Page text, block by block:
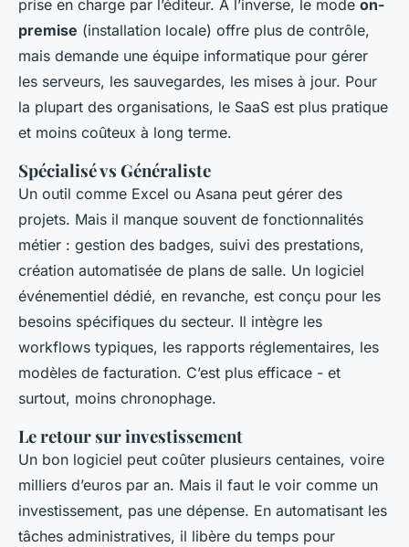
prise en charge par l’éditeur. À l’inverse, le mode on-
premise (installation locale) offre plus de contrôle,
mais demande une équipe informatique pour gérer
les serveurs, les sauvegardes, les mises à jour. Pour
la plupart des organisations, le SaaS est plus pratique
et moins coûteux à long terme.
Spécialisé vs Généraliste
Un outil comme Excel ou Asana peut gérer des
projets. Mais il manque souvent de fonctionnalités
métier : gestion des badges, suivi des prestations,
création automatisée de plans de salle. Un logiciel
événementiel dédié, en revanche, est conçu pour les
besoins spécifiques du secteur. Il intègre les
workflows typiques, les rapports réglementaires, les
modèles de facturation. C’est plus efficace - et
surtout, moins chronophage.
Le retour sur investissement
Un bon logiciel peut coûter plusieurs centaines, voire
milliers d’euros par an. Mais il faut le voir comme un
investissement, pas une dépense. En automatisant les
tâches administratives, il libère du temps pour